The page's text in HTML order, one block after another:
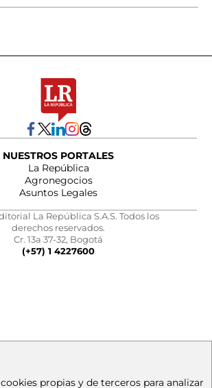
NUESTROS PORTALES
La República
Agronegocios
Asuntos Legales
La República S.A.S. Todos los
derechos reservados.
Cr. 13a 37-32, Bogotá
(+57) 1 4227600
propias y de terceros para analizar